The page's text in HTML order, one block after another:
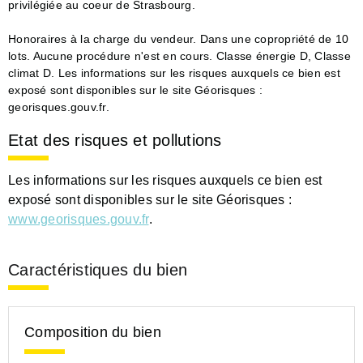
privilégiée au coeur de Strasbourg.
Honoraires à la charge du vendeur. Dans une copropriété de 10
lots. Aucune procédure n'est en cours. Classe énergie D, Classe
climat D. Les informations sur les risques auxquels ce bien est
exposé sont disponibles sur le site Géorisques :
georisques.gouv.fr.
Etat des risques et pollutions
Les informations sur les risques auxquels ce bien est
exposé sont disponibles sur le site Géorisques :
www.georisques.gouv.fr.
Caractéristiques du bien
Composition du bien